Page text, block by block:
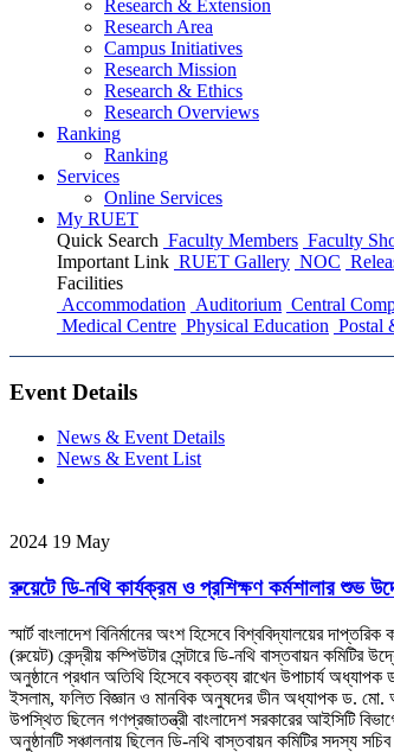
Research & Extension
Research Area
Campus Initiatives
Research Mission
Research & Ethics
Research Overviews
Ranking
Ranking
Services
Online Services
My RUET
Quick Search Faculty Members Faculty
Important Link RUET Gallery NOC
Facilities
Accommodation Auditorium Central
Medical Centre Physical Education Postal
Event Details
News & Event Details
News & Event List
2024 19 May
রুয়েটে ডি-নথি কার্যক্রম ও প্রশিক্ষণ কর্মশালার শুভ
স্মার্ট বাংলাদেশ বিনির্মানের অংশ হিসেবে বিশ্ববিদ্যালয়ের
(রুয়েট) কেন্দ্রীয় কম্পিউটার সেন্টারে ডি-নথি বাস্তবায়ন
অনুষ্ঠানে প্রধান অতিথি হিসেবে বক্তব্য রাখেন উপাচার্য
ইসলাম, ফলিত বিজ্ঞান ও মানবিক অনুষদের ডীন অধ্যাপক ড. মো.
উপস্থিত ছিলেন গণপ্রজাতন্ত্রী বাংলাদেশ সরকারের আইসিটি
অনুষ্ঠানটি সঞ্চালনায় ছিলেন ডি-নথি বাস্তবায়ন কমিটির